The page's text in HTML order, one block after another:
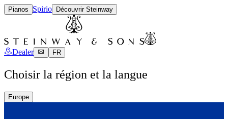
Pianos Spirio Découvrir Steinway
Dealer FR
Choisir la région et la langue
Europe